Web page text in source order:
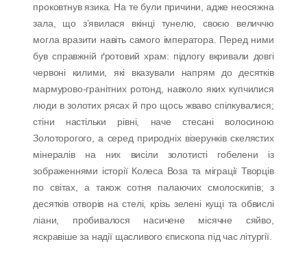
проковтнув язика. На те були причини, адже неосяжна
зала, що з’явилася вкінці тунелю, своєю величчю
могла вразити навіть самого імператора. Перед ними
був справжній ґротовий храм: підлогу вкривали довгі
червоні килими, які вказували напрям до десятків
мармурово-гранітних ротонд, навколо яких купчилися
люди в золотих рясах й про щось жваво спілкувалися;
стіни настільки рівні, наче стесані волосиною
Золоторогого, а серед природніх візерунків скелястих
мінералів на них висіли золотисті гобелени із
зображеннями історії Колеса Воза та міграції Творців
по світах, а також сотня палаючих смолоскипів; з
десятків отворів на стелі, крізь зелені кущі та обвислі
ліани, пробивалося насичене місячне сяйво,
яскравіше за надії щасливого єпископа під час літургії.